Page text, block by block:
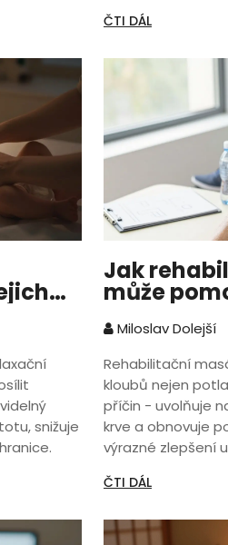
ČTI DÁL
snižuje
Jak
může
kloubů
Miloslav Dolejší
Rehabilitační
kloubů nejen
příčin - uvolňuje
krve a obnovuje
výrazné zlepšení
ČTI DÁL